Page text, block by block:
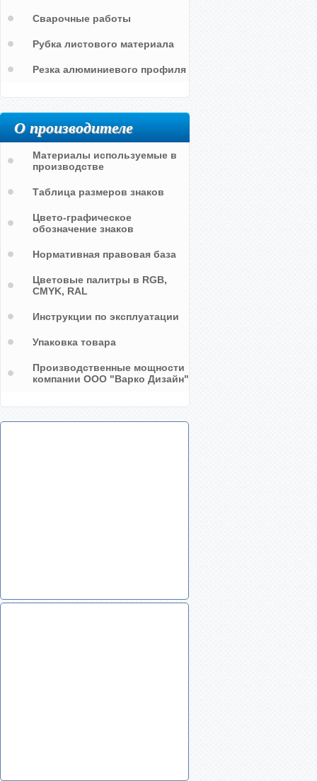
Сварочные работы
Рубка листового материала
Резка алюминиевого профиля
О производителе
Материалы используемые в
производстве
Таблица размеров знаков
Цвето-графическое
обозначение знаков
Нормативная правовая база
Цветовые палитры в RGB,
CMYK, RAL
Инструкции по эксплуатации
Упаковка товара
Производственные мощности
компании ООО "Варко Дизайн"